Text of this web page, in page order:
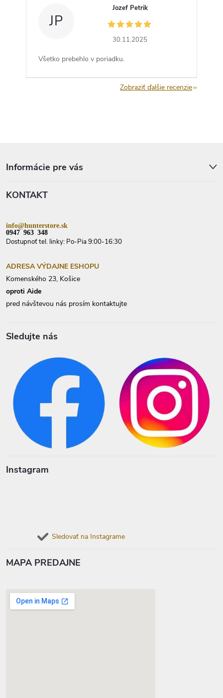
JP
Jozef Petrik
30.11.2025
Všetko prebehlo v poriadku.
Zobraziť ďalšie recenzie
Informácie pre vás
KONTAKT
info@hunterstore.sk
0947 963 348
Dostupnoť tel. linky: Po-Pia 9:00-16:30
ADRESA VÝDAJNE ESHOPU
Komenského 23, Košice
oproti Aide
pred návštevou nás prosím kontaktujte
Sledujte nás
Instagram
Sledovať na Instagrame
MAPA PREDAJNE